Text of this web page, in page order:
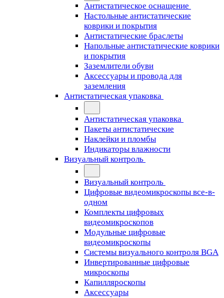
Антистатическое оснащение
Настольные антистатические
коврики и покрытия
Антистатические браслеты
Напольные антистатические коврики
и покрытия
Заземлители обуви
Аксессуары и провода для
заземления
Антистатическая упаковка
Антистатическая упаковка
Пакеты антистатические
Наклейки и пломбы
Индикаторы влажности
Визуальный контроль
Визуальный контроль
Цифровые видеомикроскопы все-в-
одном
Комплекты цифровых
видеомикроскопов
Модульные цифровые
видеомикроскопы
Cистемы визуального контроля BGA
Инвертированные цифровые
микроскопы
Капилляроскопы
Аксессуары